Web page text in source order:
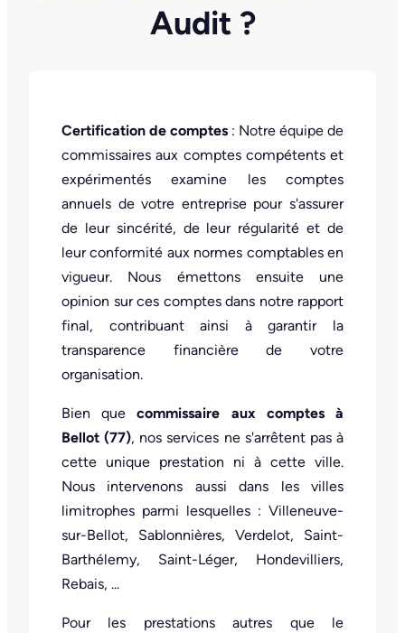
Audit ?
Certification de comptes : Notre équipe de
commissaires aux comptes compétents et
expérimentés examine les comptes
annuels de votre entreprise pour s'assurer
de leur sincérité, de leur régularité et de
leur conformité aux normes comptables en
vigueur. Nous émettons ensuite une
opinion sur ces comptes dans notre rapport
final, contribuant ainsi à garantir la
transparence financière de votre
organisation.
Bien quecommissaire aux comptes à
Bellot (77), nos services ne s'arrêtent pas à
cette unique prestation ni à cette ville.
Nous intervenons aussi dans les villes
limitrophes parmi lesquelles : Villeneuve-
sur-Bellot, Sablonnières, Verdelot, Saint-
Barthélemy, Saint-Léger, Hondevilliers,
Rebais, ...
Pour les prestations autres que le